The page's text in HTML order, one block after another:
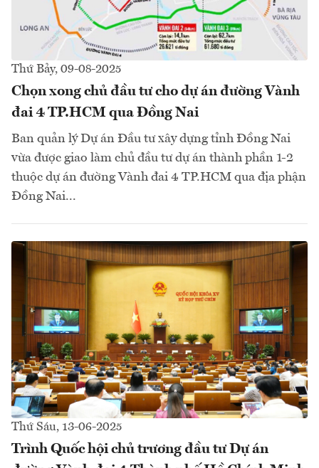
Thứ Bảy, 09-08-2025
Chọn xong chủ đầu tư cho dự án đường Vành
đai 4 TP.HCM qua Đồng Nai
Ban quản lý Dự án Đầu tư xây dựng tỉnh Đồng Nai
vừa được giao làm chủ đầu tư dự án thành phần 1-2
thuộc dự án đường Vành đai 4 TP.HCM qua địa phận
Đồng Nai...
Thứ Sáu, 13-06-2025
Trình Quốc hội chủ trương đầu tư Dự án